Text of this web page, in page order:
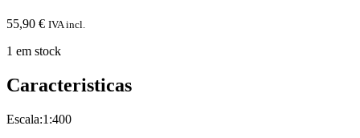
55,90 € IVA incl.
1 em stock
Caracteristicas
Escala:1:400